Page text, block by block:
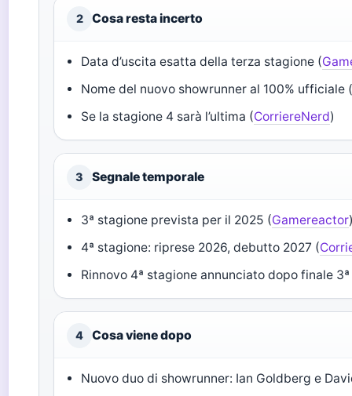
2 Cosa resta incerto
Data d’uscita esatta della terza stagione (
Nome del nuovo showrunner al 100%
Se la stagione 4 sarà l’ultima (CorriereNerd)
3 Segnale temporale
3ª stagione prevista per il 2025 (Gamereactor
4ª stagione: riprese 2026, debutto 2027 (
Rinnovo 4ª stagione annunciato dopo finale
4 Cosa viene dopo
Nuovo duo di showrunner: Ian Goldberg e